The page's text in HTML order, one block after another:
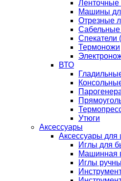
Ленточные
Машины
Отрезные
Сабельные
Спекатели
Термоножи
ВТО
Утюги
Аксессуары
Аксессуары для
Иглы для
Машинная
Иглы